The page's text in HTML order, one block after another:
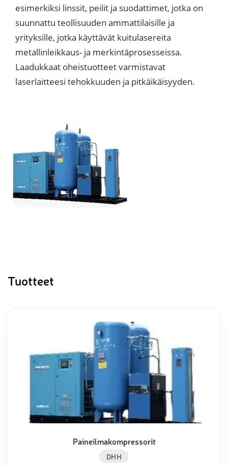
esimerkiksi linssit, peilit ja suodattimet, jotka on
suunnattu teollisuuden ammattilaisille ja
yrityksille, jotka käyttävät kuitulasereita
metallinleikkaus- ja merkintäprosesseissa.
Laadukkaat oheistuotteet varmistavat
laserlaitteesi tehokkuuden ja pitkäikäisyyden.
Tuotteet
Paineilmakompressorit
DHH